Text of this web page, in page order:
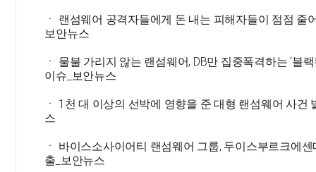
ㆍ 랜섬웨어 공격자들에게 돈 내는 피해자들이 점점 줄
보안뉴스
ㆍ 물불 가리지 않는 랜섬웨어, DB만 집중폭격하는 ‘블랙
이슈_보안뉴스
ㆍ 1천 대 이상의 선박에 영향을 준 대형 랜섬웨어 사건
스
ㆍ 바이스소사이어티 랜섬웨어 그룹, 두이스부르크에
출_보안뉴스